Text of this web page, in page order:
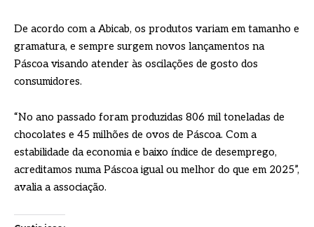
De acordo com a Abicab, os produtos variam em tamanho e
gramatura, e sempre surgem novos lançamentos na
Páscoa visando atender às oscilações de gosto dos
consumidores.
“No ano passado foram produzidas 806 mil toneladas de
chocolates e 45 milhões de ovos de Páscoa. Com a
estabilidade da economia e baixo índice de desemprego,
acreditamos numa Páscoa igual ou melhor do que em 2025”,
avalia a associação.